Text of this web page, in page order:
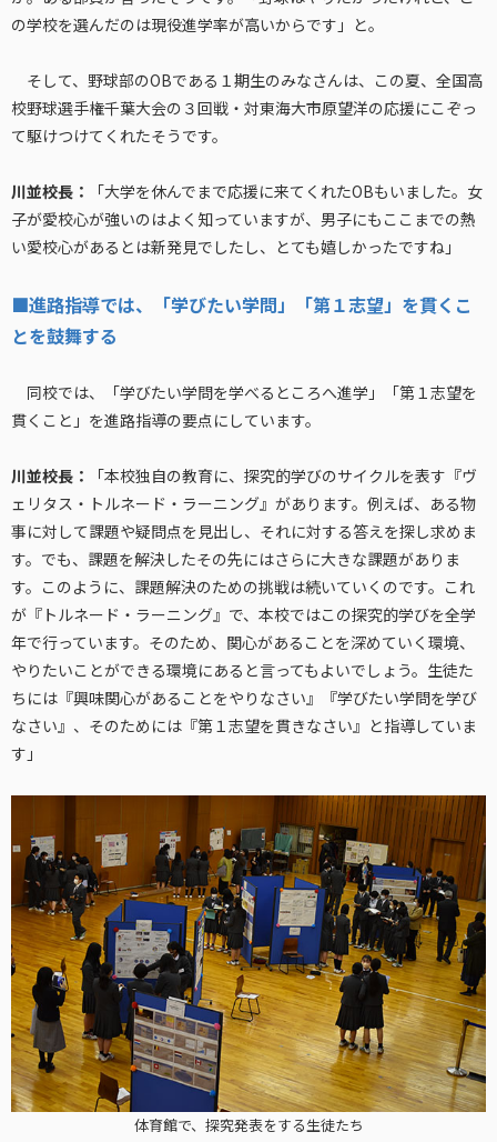
の学校を選んだのは現役進学率が高いからです」と。
そして、野球部のOBである１期生のみなさんは、この夏、全国高
校野球選手権千葉大会の３回戦・対東海大市原望洋の応援にこぞっ
て駆けつけてくれたそうです。
川並校長：
「大学を休んでまで応援に来てくれたOBもいました。女
子が愛校心が強いのはよく知っていますが、男子にもここまでの熱
い愛校心があるとは新発見でしたし、とても嬉しかったですね」
■進路指導では、「学びたい学問」「第１志望」を貫くこ
とを鼓舞する
同校では、「学びたい学問を学べるところへ進学」「第１志望を
貫くこと」を進路指導の要点にしています。
川並校長：
「本校独自の教育に、探究的学びのサイクルを表す『ヴ
ェリタス・トルネード・ラーニング』があります。例えば、ある物
事に対して課題や疑問点を見出し、それに対する答えを探し求めま
す。でも、課題を解決したその先にはさらに大きな課題がありま
す。このように、課題解決のための挑戦は続いていくのです。これ
が『トルネード・ラーニング』で、本校ではこの探究的学びを全学
年で行っています。そのため、関心があることを深めていく環境、
やりたいことができる環境にあると言ってもよいでしょう。生徒た
ちには『興味関心があることをやりなさい』『学びたい学問を学び
なさい』、そのためには『第１志望を貫きなさい』と指導していま
す」
体育館で、探究発表をする生徒たち